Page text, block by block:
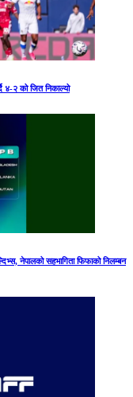
४-२ को जित निकाल्यो
नेपालको सहभागिता फिफाको निलम्बन